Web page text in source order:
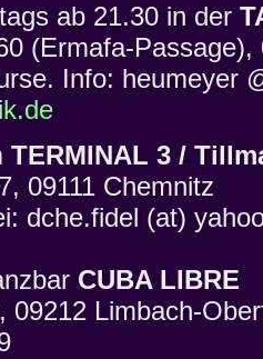
ab 21.30 in der
(Ermafa-Passage),
Info: heumeyer
TERMINAL 3 /
09111 Chemnitz
dche.fidel (at)
CUBA LIBRE
09212 Limbach-